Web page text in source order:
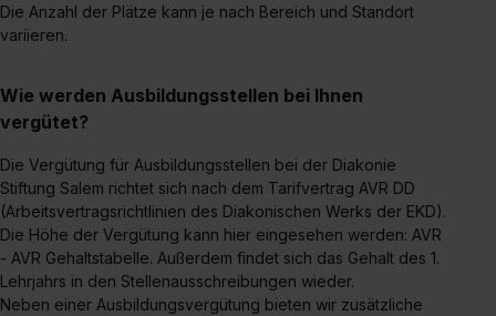
Die Anzahl der Plätze kann je nach Bereich und Standort
variieren.
Wie werden Ausbildungsstellen bei Ihnen
vergütet?
Die Vergütung für Ausbildungsstellen bei der Diakonie
Stiftung Salem richtet sich nach dem Tarifvertrag AVR DD
(Arbeitsvertragsrichtlinien des Diakonischen Werks der EKD).
Die Höhe der Vergütung kann hier eingesehen werden: AVR
- AVR Gehaltstabelle. Außerdem findet sich das Gehalt des 1.
Lehrjahrs in den Stellenausschreibungen wieder.
Neben einer Ausbildungsvergütung bieten wir zusätzliche